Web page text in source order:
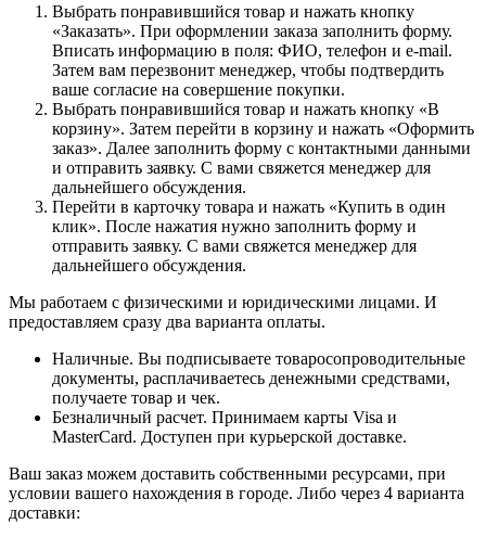
Выбрать понравившийся товар и нажать кнопку
«Заказать». При оформлении заказа заполнить форму.
Вписать информацию в поля: ФИО, телефон и e-mail.
Затем вам перезвонит менеджер, чтобы подтвердить
ваше согласие на совершение покупки.
Выбрать понравившийся товар и нажать кнопку «В
корзину». Затем перейти в корзину и нажать «Оформить
заказ». Далее заполнить форму с контактными данными
и отправить заявку. С вами свяжется менеджер для
дальнейшего обсуждения.
Перейти в карточку товара и нажать «Купить в один
клик». После нажатия нужно заполнить форму и
отправить заявку. С вами свяжется менеджер для
дальнейшего обсуждения.
Мы работаем с физическими и юридическими лицами. И
предоставляем сразу два варианта оплаты.
Наличные. Вы подписываете товаросопроводительные
документы, расплачиваетесь денежными средствами,
получаете товар и чек.
Безналичный расчет. Принимаем карты Visa и
MasterCard. Доступен при курьерской доставке.
Ваш заказ можем доставить собственными ресурсами, при
условии вашего нахождения в городе. Либо через 4 варианта
доставки: